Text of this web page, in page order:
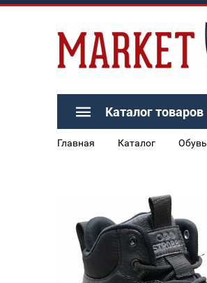
Каталог товаров
Главная Каталог Обувь